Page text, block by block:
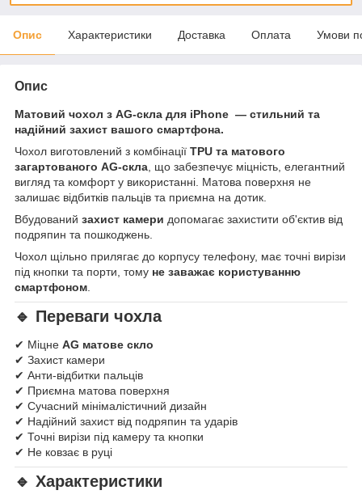
Опис Характеристики Доставка Оплата Умови
Опис
Матовий чохол з AG-скла для iPhone — стильний та
надійний захист вашого смартфона.
Чохол виготовлений з комбінації TPU та матового
загартованого AG-скла , що забезпечує міцність, елегантний
вигляд та комфорт у використанні. Матова поверхня не
залишає відбитків пальців та приємна на дотик.
Вбудований захист камери допомагає захистити об'єктив від
подряпин та пошкоджень.
Чохол щільно прилягає до корпусу телефону, має точні вирізи
під кнопки та порти, тому не заважає користуванню
смартфоном
🔹 Переваги чохла
✔ Міцне AG матове скло
✔ Захист камери
✔ Анти-відбитки пальців
✔ Приємна матова поверхня
✔ Сучасний мінімалістичний дизайн
✔ Надійний захист від подряпин та ударів
✔ Точні вирізи під камеру та кнопки
✔ Не ковзає в руці
🔹 Характеристики